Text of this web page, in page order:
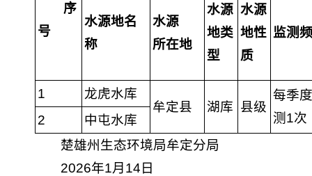
序
号
水源地名
称
水源
所在地
水源
地类
型
水源
地性
质
监测
1
龙虎水库
牟定县
湖库 县级
每季
测1次
2
中屯水库
楚雄州生态环境局牟定分局
2026年1月14日